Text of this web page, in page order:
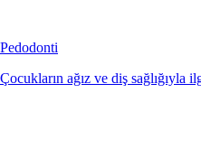
Pedodonti
Çocukların ağız ve diş sağlığıyla